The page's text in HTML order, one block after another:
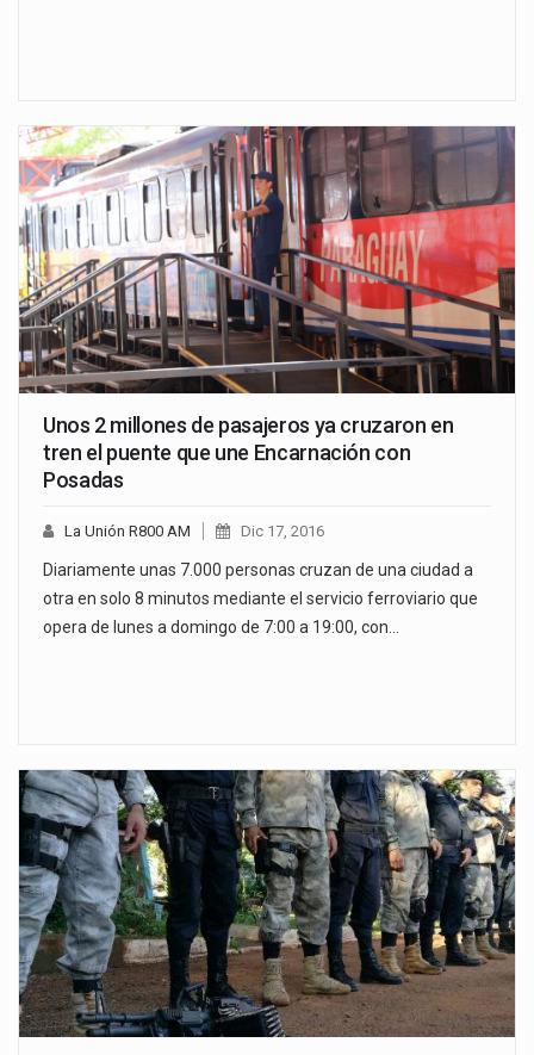
Unos 2 millones de pasajeros ya cruzaron en
tren el puente que une Encarnación con
Posadas
La Unión R800 AM Dic 17, 2016
Diariamente unas 7.000 personas cruzan de una ciudad a
otra en solo 8 minutos mediante el servicio ferroviario que
opera de lunes a domingo de 7:00 a 19:00, con…